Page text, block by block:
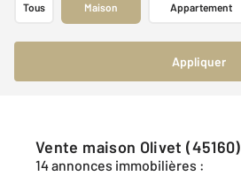
Tous Maison Appartement
Appliquer
Vente maison Olivet (45160)
14 annonces immobilières :